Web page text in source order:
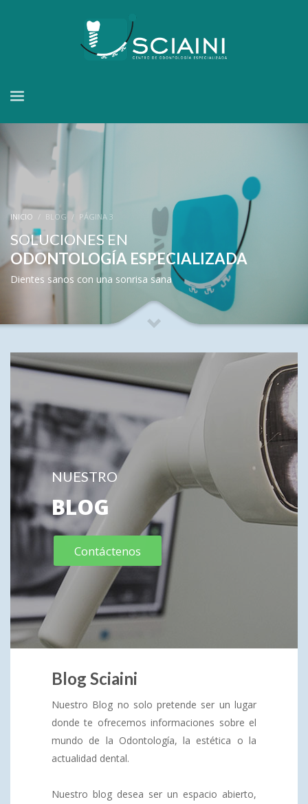
INICIO BLOG PÁGINA 3
SOLUCIONES EN
ODONTOLOGÍA ESPECIALIZADA
Dientes sanos con una sonrisa sana
NUESTRO
BLOG
Contáctenos
Blog Sciaini
Nuestro Blog no solo pretende ser un lugar
donde te ofrecemos informaciones sobre el
mundo de la Odontología, la estética o la
actualidad dental.
Nuestro blog desea ser un espacio abierto,